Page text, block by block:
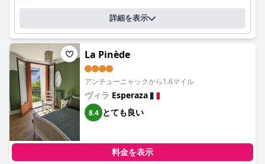
詳細を表示
La Pinède
アンチューニャックから1.6マイル
ヴィラ Esperaza
8.4 とても良い
料金を表示